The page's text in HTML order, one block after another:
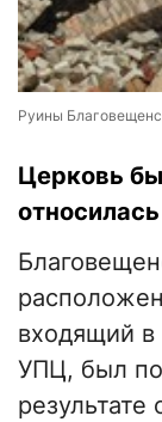
Руины
Церковь
входящий в
УПЦ, был